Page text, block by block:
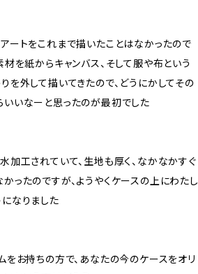
ートをこれまで描いたことはなかったので
材を紙からキャンバス、そして服や布という
を外して描いてきたので、どうにかしてその
いいなーと思ったのが最初でした
加工されていて、生地も厚く、なかなかすぐ
ったのですが、ようやくケースの上にわたし
なりました
をお持ちの方で、あなたの今のケースをオリ